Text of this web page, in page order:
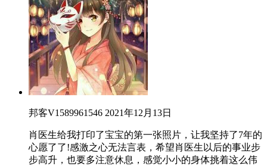
邦客V1589961546 2021年12月13日
肖医生给我打印了宝宝的第一张照片，让我坚持了7年的
心愿了了!感激之心无法言表，希望肖医生以后的事业步
步高升，也要多注意休息，感觉小小的身体挑着这么伟